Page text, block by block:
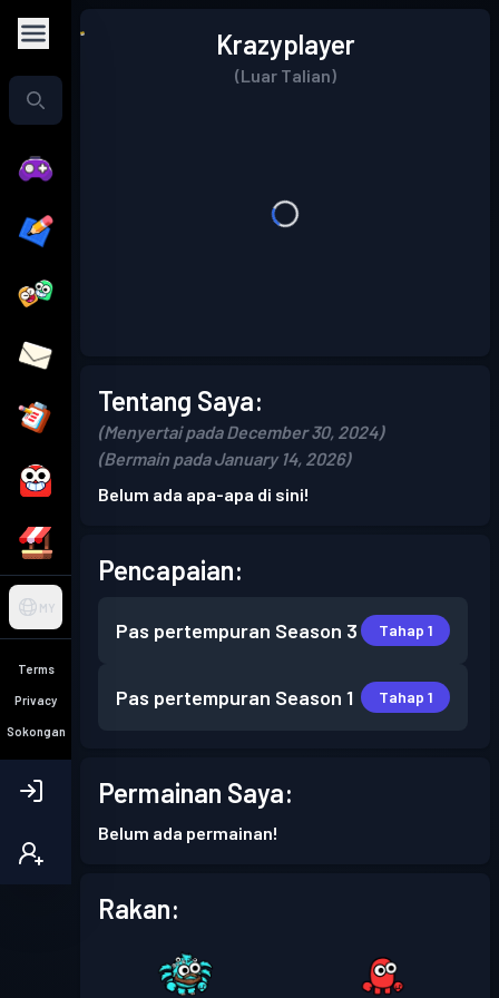
MY
Terms
Privacy
Sokongan
Krazyplayer
(Luar Talian)
Tentang Saya:
(Menyertai pada December 30, 2024)
(Bermain pada January 14, 2026)
Belum ada apa-apa di sini!
Pencapaian:
Pas pertempuran Season 3 Tahap 1
Pas pertempuran Season 1 Tahap 1
Permainan Saya:
Belum ada permainan!
Rakan: